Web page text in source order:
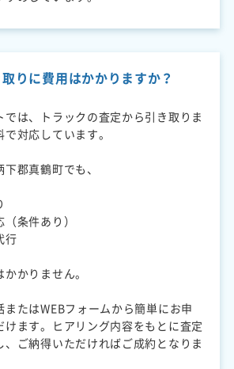
りに費用はかかりますか？
では、トラックの査定から引き取りま
対応しています。
郡真鶴町でも、
条件あり）
行
かりません。
またはWEBフォームから簡単にお申
けます。ヒアリング内容をもとに査定
、ご納得いただければご成約となりま